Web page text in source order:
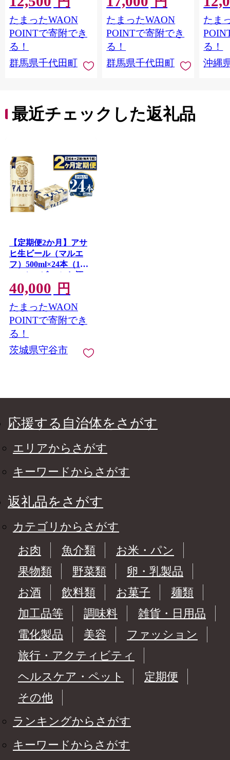
け不可
たまったWAON
POINTで寄附でき
る！
群馬県千代田町
縄・離島地域へのお届
け不可
たまったWAON
POINTで寄附でき
る！
群馬県千代田町
1ケー
ロ ゼ
麦芽3
化し
すめ
重瀬
たま
る！
沖縄
最近チェックした返礼品
【定期便2か月】アサ
ヒ生ビール（マルエ
フ）500ml×24本（1ケ
ース） | ビール お酒
酒 アルコール 缶ビー
ル 生ビール マルエフ
復活の生 500ml×24本
24缶 1箱 定期便 定期
茨城県 守谷市
40,000 円
たまったWAON
POINTで寄附でき
る！
茨城県守谷市
応援する自治体をさがす
エリアからさがす
キーワードからさがす
返礼品をさがす
カテゴリからさがす
お肉
魚介類
お米・パン
果物類
野菜類
卵・乳製品
お酒
飲料類 お菓子
麺類
加工品等
調味料
雑貨・日用品
電化製品
美容
ファッション
旅行・アクティビティ
ヘルスケア・ペット
定期便
その他
ランキングからさがす
キーワードからさがす